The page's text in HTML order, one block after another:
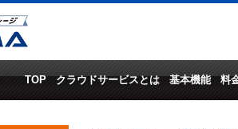
TOP クラウドサービスとは 基本機能 料